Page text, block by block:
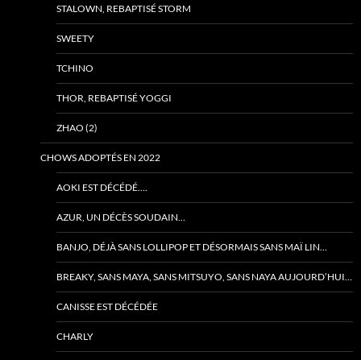
STALOWN, REBAPTISÉ STORM
SWEETY
TCHINO
THOR, REBAPTISÉ YOGGI
ZHAO (2)
CHOWS ADOPTÉS EN 2022
AOKI EST DÉCÉDÉ….
AZUR, UN DÉCÈS SOUDAIN…
BANJO, DÉJÀ SANS LOLLIPOP ET DÉSORMAIS SANS MAÏ LIN…
BREAKY, SANS MAYA, SANS MITSUYO, SANS NAYA AUJOURD’HUI…
CANISSE EST DÉCÉDÉE
CHARLY